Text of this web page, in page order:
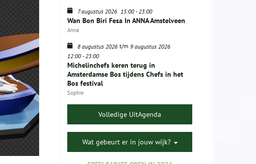
7 augustus 2026 15:00-23:00
Wan Bon Biri Fesa In ANNA Amstelveen
Anna
8 augustus 2026 t/m 9 augustus 2026
12:00-23:00
Michelinchefs keren terug in
Amsterdamse Bos tijdens Chefs in het
Bos festival
Sophie
Volledige UitAgenda
Wat gebeurt er in jouw wijk?